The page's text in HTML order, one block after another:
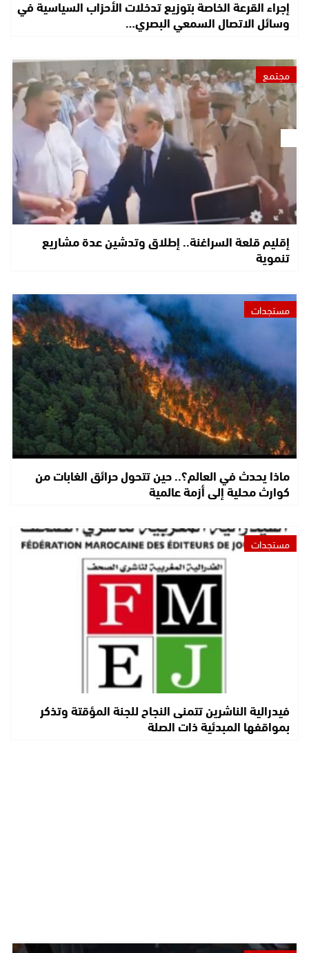
إجراء القرعة الخاصة بتوزيع تدخلات الأحزاب السياسية في
وسائل الاتصال السمعي البصري…
مجتمع
إقليم قلعة السراغنة.. إطلاق وتدشين عدة مشاريع
تنموية
مستجدات
ماذا يحدث في العالم؟.. حين تتحول حرائق الغابات من
كوارث محلية إلى أزمة عالمية
مستجدات
فيدرالية الناشرين تتمنى النجاح للجنة المؤقتة وتذكر
بمواقفها المبدئية ذات الصلة